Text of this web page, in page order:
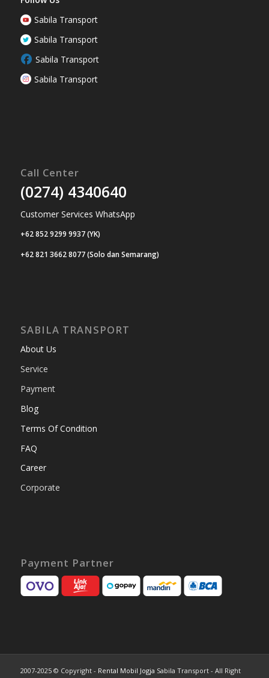
Sabila Transport
Sabila Transport
Sabila Transport
Sabila Transport
Call Center
(0274) 4340640
Customer Services WhatsApp
+62 852 9299 9937 (YK)
+62 821 3662 8077 (Solo dan Semarang)
SABILA TRANSPORT
About Us
Service
Payment
Blog
Terms Of Condition
FAQ
Career
Corporate
Payment Partner
2007-2025 © Copyright - Rental Mobil Jogja Sabila Transport - All Right